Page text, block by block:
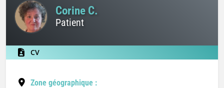
Corine C.
Patient
CV
Zone géographique :